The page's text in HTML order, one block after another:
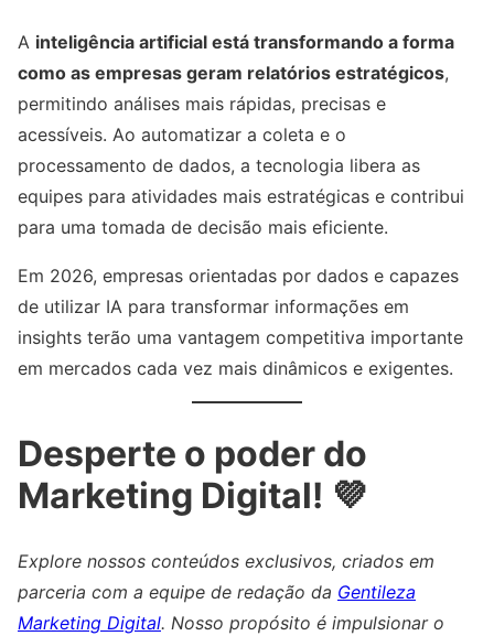
A inteligência artificial está transformando a forma
como as empresas geram relatórios estratégicos,
permitindo análises mais rápidas, precisas e
acessíveis. Ao automatizar a coleta e o
processamento de dados, a tecnologia libera as
equipes para atividades mais estratégicas e contribui
para uma tomada de decisão mais eficiente.
Em 2026, empresas orientadas por dados e capazes
de utilizar IA para transformar informações em
insights terão uma vantagem competitiva importante
em mercados cada vez mais dinâmicos e exigentes.
Desperte o poder do
Marketing Digital! 💜
Explore nossos conteúdos exclusivos, criados em
parceria com a equipe de redação da Gentileza
Marketing Digital. Nosso propósito é impulsionar o